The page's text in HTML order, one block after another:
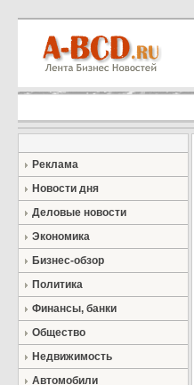
Реклама
Новости дня
Деловые новости
Экономика
Бизнес-обзор
Политика
Финансы, банки
Общество
Недвижимость
Автомобили